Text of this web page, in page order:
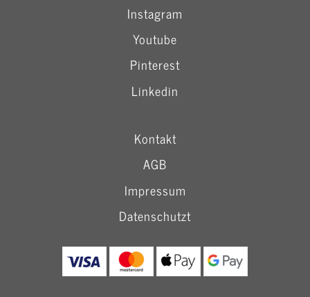
279,00 €
Instagram
Youtube
Pinterest
Linkedin
Kontakt
AGB
Impressum
Datenschutzt